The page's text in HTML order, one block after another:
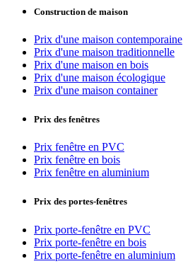
Construction de maison
Prix d'une maison contemporaine
Prix d'une maison traditionnelle
Prix d'une maison en bois
Prix d'une maison écologique
Prix d'une maison container
Prix des fenêtres
Prix fenêtre en PVC
Prix fenêtre en bois
Prix fenêtre en aluminium
Prix des portes-fenêtres
Prix porte-fenêtre en PVC
Prix porte-fenêtre en bois
Prix porte-fenêtre en aluminium